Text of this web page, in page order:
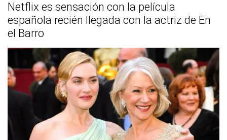
Netflix es sensación con la película
española recién llegada con la actriz de En
el Barro